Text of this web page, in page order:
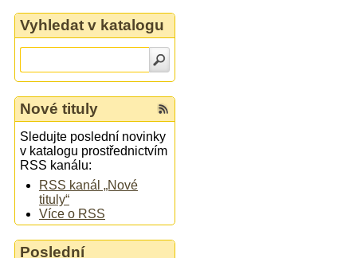
Vyhledat v katalogu
Nové tituly
Sledujte poslední novinky
v katalogu prostřednictvím
RSS kanálu:
RSS kanál „Nové
tituly“
Více o RSS
Poslední